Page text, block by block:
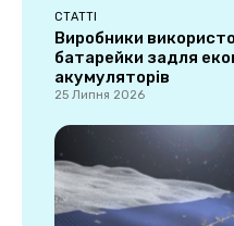
СТАТТІ
Виробники
батарейки задля
акумуляторів
25 Липня 2026